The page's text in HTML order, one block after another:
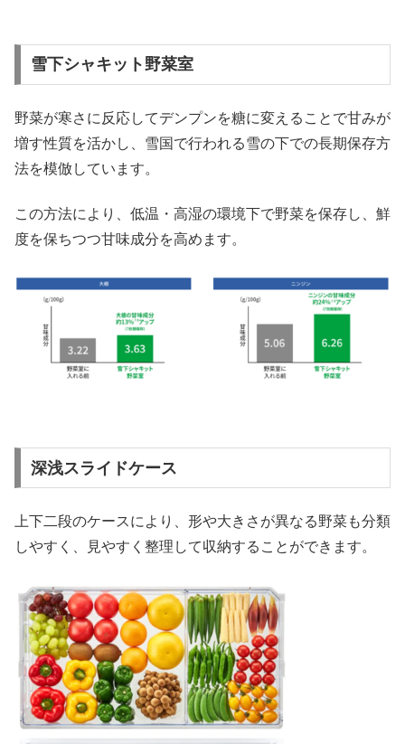
雪下シャキット野菜室
野菜が寒さに反応してデンプンを糖に変えることで甘みが
増す性質を活かし、雪国で行われる雪の下での長期保存方
法を模倣しています。
この方法により、低温・高湿の環境下で野菜を保存し、鮮
度を保ちつつ甘味成分を高めます。
深浅スライドケース
上下二段のケースにより、形や大きさが異なる野菜も分類
しやすく、見やすく整理して収納することができます。